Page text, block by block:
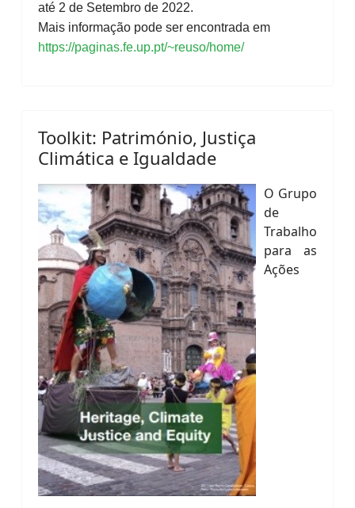
até 2 de Setembro de 2022.
Mais informação pode ser encontrada em
https://paginas.fe.up.pt/~reuso/home/
Toolkit: Património, Justiça
Climática e Igualdade
O Grupo
de
Trabalho
para as
Ações